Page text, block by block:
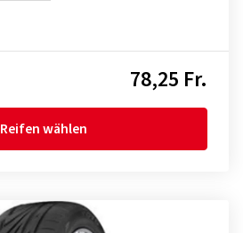
78,25 Fr.
Reifen wählen